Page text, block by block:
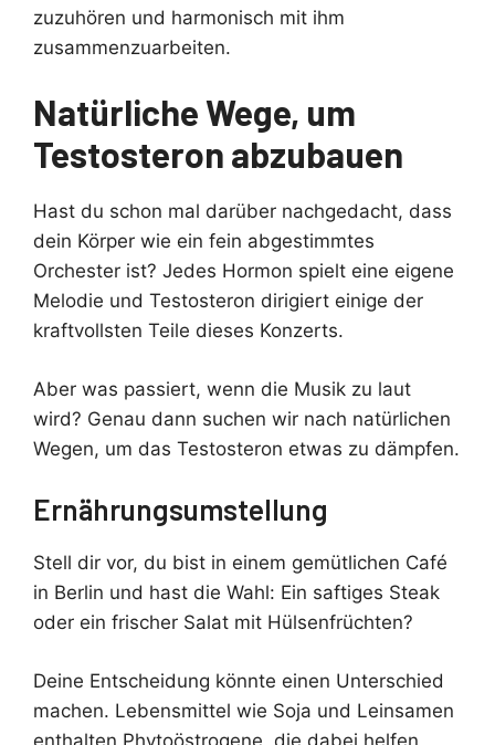
zuzuhören und harmonisch mit ihm
zusammenzuarbeiten.
Natürliche Wege, um
Testosteron abzubauen
Hast du schon mal darüber nachgedacht, dass
dein Körper wie ein fein abgestimmtes
Orchester ist? Jedes Hormon spielt eine eigene
Melodie und Testosteron dirigiert einige der
kraftvollsten Teile dieses Konzerts.
Aber was passiert, wenn die Musik zu laut
wird? Genau dann suchen wir nach natürlichen
Wegen, um das Testosteron etwas zu dämpfen.
Ernährungsumstellung
Stell dir vor, du bist in einem gemütlichen Café
in Berlin und hast die Wahl: Ein saftiges Steak
oder ein frischer Salat mit Hülsenfrüchten?
Deine Entscheidung könnte einen Unterschied
machen. Lebensmittel wie Soja und Leinsamen
enthalten Phytoöstrogene, die dabei helfen